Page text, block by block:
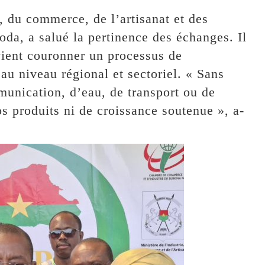
commerce, de l’artisanat et des
a salué la pertinence des échanges. Il
couronner un processus de
niveau régional et sectoriel. « Sans
d’eau, de transport ou de
produits ni de croissance soutenue », a-